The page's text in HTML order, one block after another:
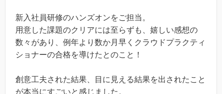
新入社員研修のハンズオンをご担当。
用意した課題のクリアには至らずも、嬉しい感想の
数々があり、例年より数か月早くクラウドプラクティ
ショナーの合格を導けたとのこと！
創意工夫された結果、目に見える結果を出されたこと
が本当にすごいと感じました。